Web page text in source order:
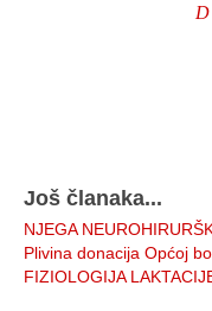
Još članaka...
NJEGA
Plivina donacija Općoj
FIZIOLOGIJA